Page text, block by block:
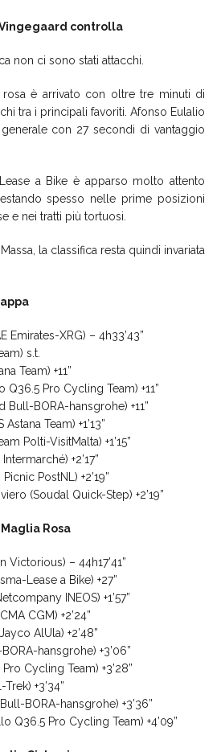
Vingegaard controlla
non ci sono stati attacchi.
rosa è arrivato con oltre tre minuti di
tra i principali favoriti. Afonso Eulalio
con 27 secondi di vantaggio
a Bike è apparso molto attento
spesso nelle prime posizioni
e nei tratti più tortuosi.
la classifica resta quindi invariata
Emirates-XRG) – 4h33’43”
s.t.
Team) +11”
Q36.5 Pro Cycling Team) +11”
Bull-BORA-hansgrohe) +11”
Team) +1’13”
Polti-VisitMalta) +1’15”
+2’17”
PostNL) +2’19”
(Soudal Quick-Step) +2’19”
Rosa
Victorious) – 44h17’41”
Lease a Bike) +27”
INEOS) +1’57”
CGM) +2’24”
AlUla) +2’48”
hansgrohe) +3’06”
Cycling Team) +3’28”
+3’34”
BORA-hansgrohe) +3’36”
Q36.5 Pro Cycling Team) +4’09”